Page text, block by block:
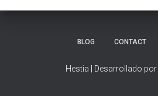
BLOG CONTACT
Hestia | Desarrollado por